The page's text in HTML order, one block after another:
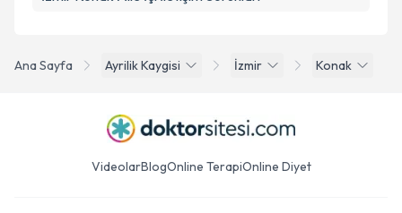
Ana Sayfa Ayrilik Kaygisi İzmir Konak
VideolarBlogOnline TerapiOnline Diyet